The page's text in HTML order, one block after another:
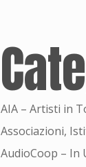
AIA – Artisti in
Associazioni,
AudioCoop – In